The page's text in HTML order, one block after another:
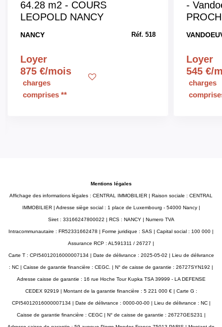
64.28 m2 - COURS
LEOPOLD NANCY
NANCY Réf. 518
Loyer
875 €/mois
charges
comprises **
-
Loyer
545 €/
charges
Mentions légales
Affichage des informations légales : CENTRAL IMMOBILIER | Raison sociale : CENTRAL
IMMOBILIER | Adresse siège social : 1 place de Luxembourg - 54000 Nancy |
Siret : 33166247800022 | RCS : NANCY | Numero TVA
Intracommunautaire : FR52331662478 | Forme juridique : SAS | Capital social : 100 000 |
Assurance RCP : AL591311 / 26727 |
Carte T : CPI54012016000007134 | Date de délivrance : 2025-05-02 | Lieu de délivrance
: NC | Caisse de garantie financière : CEGC. | N° de caisse de garantie : 26727SYN192 |
Adresse caisse de garantie : 16 rue Hoche Tour Kupka TSA 39999 - LA DEFENSE
CEDEX 92919 | Montant de la garantie financière : 5 221 000 € | Carte G :
CPI54012016000007134 | Date de délivrance : 0000-00-00 | Lieu de délivrance : NC |
Caisse de garantie financière : CEGC | N° de caisse de garantie : 26727GES231 |